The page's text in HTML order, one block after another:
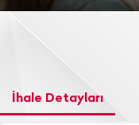
İhale Detayları